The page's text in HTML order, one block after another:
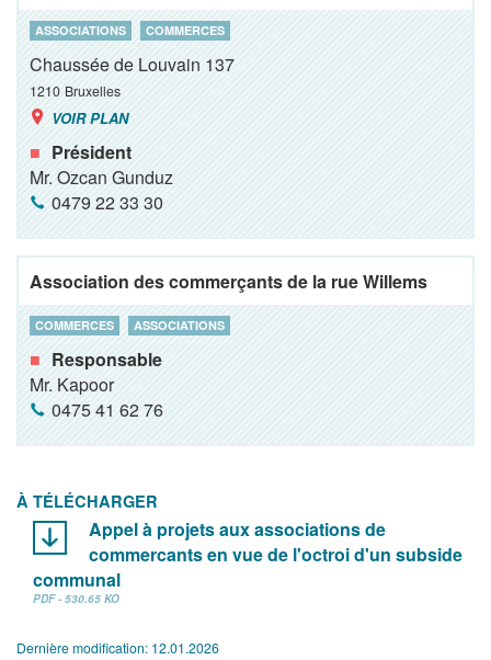
ASSOCIATIONS COMMERCES
Chaussée de Louvain 137
1210 Bruxelles
VOIR PLAN
Président
Mr. Ozcan Gunduz
0479 22 33 30
Association des commerçants de la rue Willems
COMMERCES ASSOCIATIONS
Responsable
Mr. Kapoor
0475 41 62 76
À TÉLÉCHARGER
Appel à projets aux associations de
commercants en vue de l'octroi d'un subside
communal
PDF - 530.65 KO
Dernière modification: 12.01.2026